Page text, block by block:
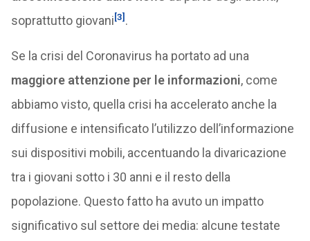
soprattutto giovani[3] .
Se la crisi del Coronavirus ha portato ad una
maggiore attenzione per le informazioni, come
abbiamo visto, quella crisi ha accelerato anche la
diffusione e intensificato l’utilizzo dell’informazione
sui dispositivi mobili, accentuando la divaricazione
tra i giovani sotto i 30 anni e il resto della
popolazione. Questo fatto ha avuto un impatto
significativo sul settore dei media: alcune testate